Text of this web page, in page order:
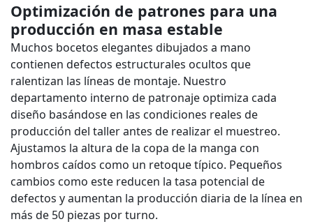
Optimización de patrones para una
producción en masa estable
Muchos bocetos elegantes dibujados a mano
contienen defectos estructurales ocultos que
ralentizan las líneas de montaje. Nuestro
departamento interno de patronaje optimiza cada
diseño basándose en las condiciones reales de
producción del taller antes de realizar el muestreo.
Ajustamos la altura de la copa de la manga con
hombros caídos como un retoque típico. Pequeños
cambios como este reducen la tasa potencial de
defectos y aumentan la producción diaria de la línea en
más de 50 piezas por turno.